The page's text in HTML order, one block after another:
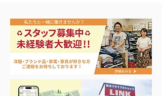
バカラ シャンパングラ
ス買取！